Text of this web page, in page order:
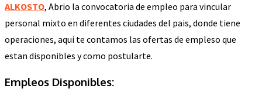
ALKOSTO, Abrio la convocatoria de empleo para vincular
personal mixto en diferentes ciudades del pais, donde tiene
operaciones, aqui te contamos las ofertas de empleso que
estan disponibles y como postularte.
Empleos Disponibles: